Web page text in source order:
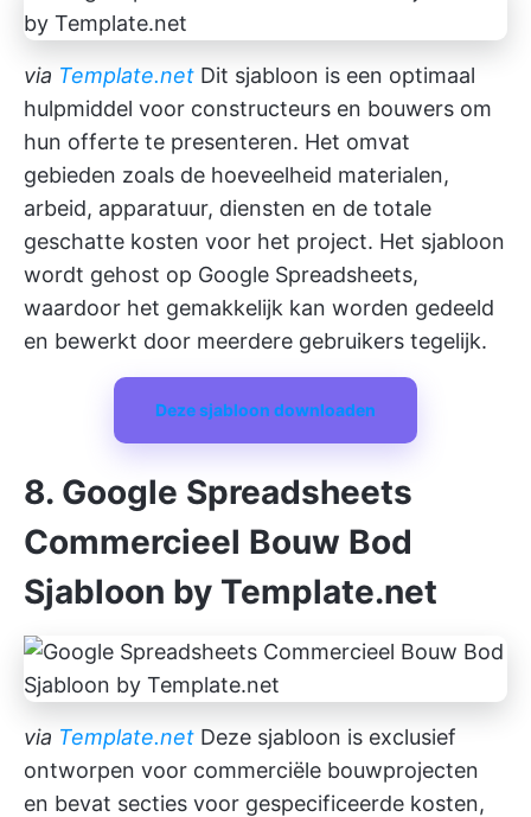
via Template.net Dit sjabloon is een optimaal
hulpmiddel voor constructeurs en bouwers om
hun offerte te presenteren. Het omvat
gebieden zoals de hoeveelheid materialen,
arbeid, apparatuur, diensten en de totale
geschatte kosten voor het project. Het sjabloon
wordt gehost op Google Spreadsheets,
waardoor het gemakkelijk kan worden gedeeld
en bewerkt door meerdere gebruikers tegelijk.
Deze sjabloon downloaden
8. Google Spreadsheets
Commercieel Bouw Bod
Sjabloon by Template.net
via Template.net Deze sjabloon is exclusief
ontworpen voor commerciële bouwprojecten
en bevat secties voor gespecificeerde kosten,